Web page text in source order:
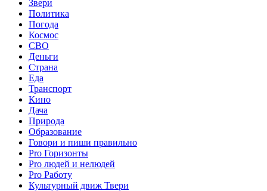
Звери
Политика
Погода
Космос
СВО
Деньги
Страна
Еда
Транспорт
Кино
Дача
Природа
Образование
Говори и пиши правильно
Pro Горизонты
Pro людей и нелюдей
Pro Работу
Культурный движ Твери